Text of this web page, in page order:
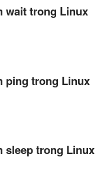
wait trong Linux
ping trong Linux
sleep trong Linux